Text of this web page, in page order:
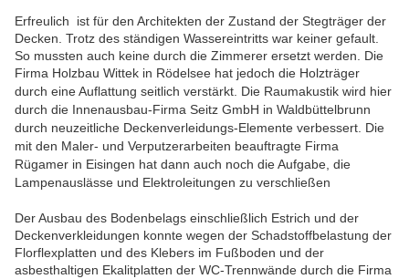
Erfreulich ist für den Architekten der Zustand der Stegträger der
Decken. Trotz des ständigen Wassereintritts war keiner gefault.
So mussten auch keine durch die Zimmerer ersetzt werden. Die
Firma Holzbau Wittek in Rödelsee hat jedoch die Holzträger
durch eine Auflattung seitlich verstärkt. Die Raumakustik wird hier
durch die Innenausbau-Firma Seitz GmbH in Waldbüttelbrunn
durch neuzeitliche Deckenverleidungs-Elemente verbessert. Die
mit den Maler- und Verputzerarbeiten beauftragte Firma
Rügamer in Eisingen hat dann auch noch die Aufgabe, die
Lampenauslässe und Elektroleitungen zu verschließen
Der Ausbau des Bodenbelags einschließlich Estrich und der
Deckenverkleidungen konnte wegen der Schadstoffbelastung der
Florflexplatten und des Klebers im Fußboden und der
asbesthaltigen Ekalitplatten der WC-Trennwände durch die Firma